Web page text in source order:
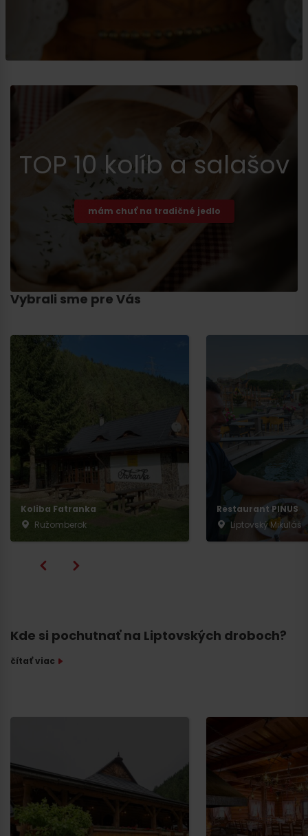
TOP 10 kolíb a salašov
mám chuť na tradičné jedlo
Vybrali sme pre Vás
Koliba Fatranka
Ružomberok
Restaurant PINUS
Liptovský Mikuláš
Kde si pochutnať na Liptovských droboch?
čítať viac